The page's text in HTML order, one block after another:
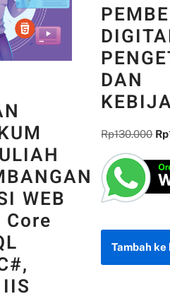
WEB
DAN
Rp130.000 Rp
Tambah